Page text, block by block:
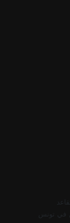
في تونس